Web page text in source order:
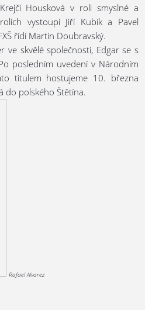
Housková v roli smyslné a
vystoupí Jiří Kubík a Pavel
řídí Martin Doubravský.
ve skvělé společnosti, Edgar se s
posledním uvedení v Národním
titulem hostujeme 10. března
do polského Štětína.
Rafael Alvarez